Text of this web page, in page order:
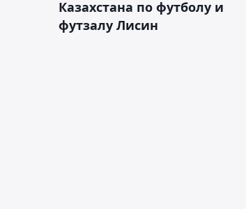
Казахстана по футболу и
футзалу Лисин